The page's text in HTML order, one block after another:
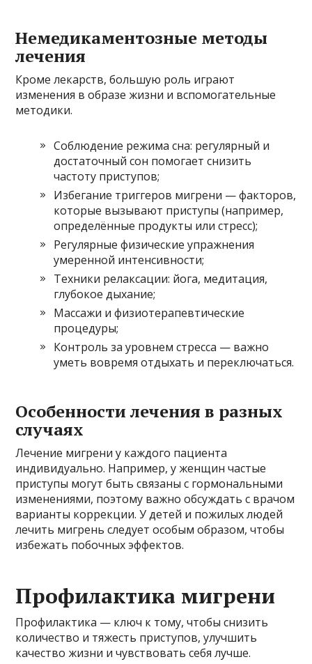
Немедикаментозные методы
лечения
Кроме лекарств, большую роль играют
изменения в образе жизни и вспомогательные
методики.
Соблюдение режима сна: регулярный и
достаточный сон помогает снизить
частоту приступов;
Избегание триггеров мигрени — факторов,
которые вызывают приступы (например,
определённые продукты или стресс);
Регулярные физические упражнения
умеренной интенсивности;
Техники релаксации: йога, медитация,
глубокое дыхание;
Массажи и физиотерапевтические
процедуры;
Контроль за уровнем стресса — важно
уметь вовремя отдыхать и переключаться.
Особенности лечения в разных
случаях
Лечение мигрени у каждого пациента
индивидуально. Например, у женщин частые
приступы могут быть связаны с гормональными
изменениями, поэтому важно обсуждать с врачом
варианты коррекции. У детей и пожилых людей
лечить мигрень следует особым образом, чтобы
избежать побочных эффектов.
Профилактика мигрени
Профилактика — ключ к тому, чтобы снизить
количество и тяжесть приступов, улучшить
качество жизни и чувствовать себя лучше.